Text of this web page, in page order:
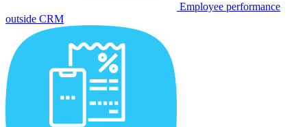
Employee performance
outside CRM